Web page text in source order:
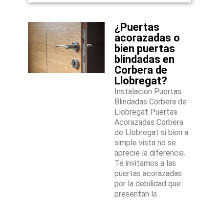
¿Puertas
acorazadas o
bien puertas
blindadas en
Corbera de
Llobregat?
Instalacion Puertas
Blindadas Corbera de
Llobregat Puertas
Acorazadas Corbera
de Llobregat si bien a
simple vista no se
aprecie la diferencia.
Te invitamos a las
puertas acorazadas
por la debilidad que
presentan la